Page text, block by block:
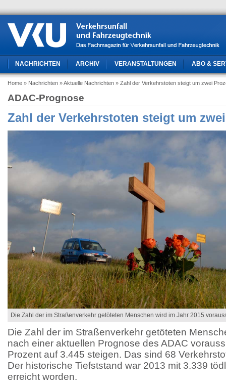
NACHRICHTEN ARCHIV VERANSTALTUNGEN ABO &
Home » Nachrichten » Aktuelle Nachrichten » Zahl der Verkehrstoten steigt um zwei
ADAC-Prognose
Zahl der Verkehrstoten steigt um
Die Zahl der im Straßenverkehr getöteten Menschen wird im Jahr 2015
Die Zahl der im Straßenverkehr getöteten
nach einer aktuellen Prognose des ADAC
Prozent auf 3.445 steigen. Das sind 68
Der historische Tiefststand war 2013 mit 3.339
erreicht worden.